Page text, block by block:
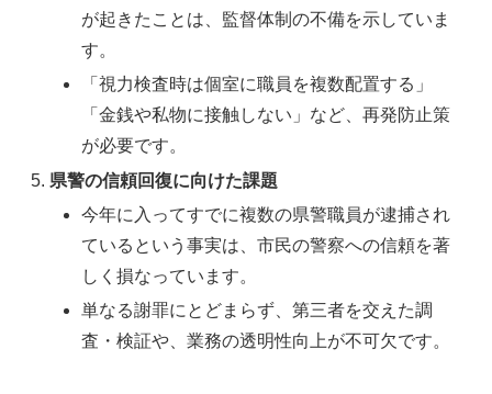
が起きたことは、監督体制の不備を示していま
す。
「視力検査時は個室に職員を複数配置する」
「金銭や私物に接触しない」など、再発防止策
が必要です。
県警の信頼回復に向けた課題
今年に入ってすでに複数の県警職員が逮捕され
ているという事実は、市民の警察への信頼を著
しく損なっています。
単なる謝罪にとどまらず、第三者を交えた調
査・検証や、業務の透明性向上が不可欠です。